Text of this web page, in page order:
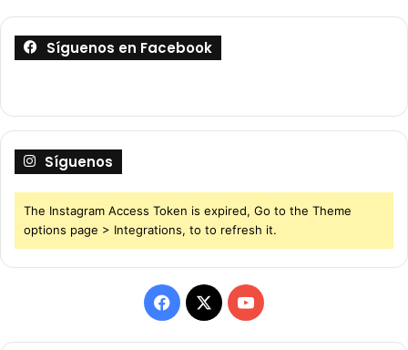
Síguenos en Facebook
Síguenos
The Instagram Access Token is expired, Go to the Theme
options page > Integrations, to to refresh it.
F
a
X
Y
o